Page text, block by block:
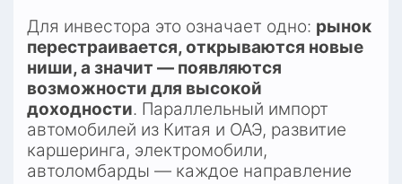
Для инвестора это означает одно: рынок
перестраивается, открываются новые
ниши, а значит — появляются
возможности для высокой
доходности. Параллельный импорт
автомобилей из Китая и ОАЭ, развитие
каршеринга, электромобили,
автоломбарды — каждое направление